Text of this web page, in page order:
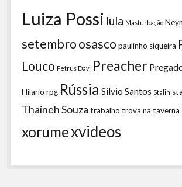
Luiza Possi lula Masturbação
setembroosasco paulinho siqueira
Louco Petrus Davi Preacher
Hilario rpg Rússia Silvio Santos Stalin
Thaineh Souza trabalho trova na taverna
xorumexvideos